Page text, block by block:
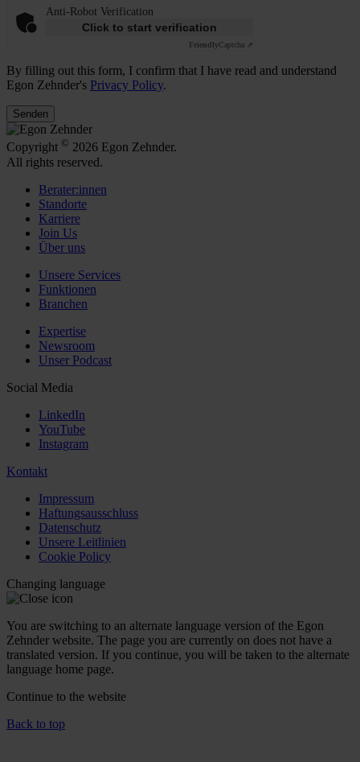
Anti-Robot Verification
Click to start verification
FriendlyCaptcha ⇗
By filling out this form, I confirm that I have read and understand
Egon Zehnder's Privacy Policy.
Senden
Copyright © 2026 Egon Zehnder.
All rights reserved.
Berater:innen
Standorte
Karriere
Join Us
Über uns
Unsere Services
Funktionen
Branchen
Expertise
Newsroom
Unser Podcast
Social Media
LinkedIn
YouTube
Instagram
Kontakt
Impressum
Haftungsausschluss
Datenschutz
Unsere Leitlinien
Cookie Policy
Changing language
You are switching to an alternate language version of the Egon
Zehnder website. The page you are currently on does not have a
translated version. If you continue, you will be taken to the alternate
language home page.
Continue to the website
Back to top